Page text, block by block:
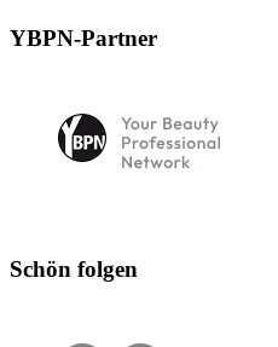
YBPN-Partner
Schön folgen